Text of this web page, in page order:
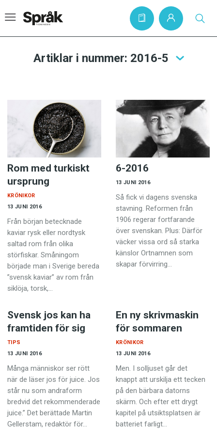
Krönikor
Språkfrågor
Skrivtips
Bokrecensioner
Kviss
Podden
Anmäl till språkpolisen
Föreslå nyord
Annonsera
Prenumerera
Läs Språktidningen digitalt
Press
Artiklar i nummer: 2016-5
Rom med turkiskt
ursprung
13 JUNI 2016
KRÖNIKOR
Från början betecknade
kaviar rysk eller nordtysk
saltad rom från olika
störfiskar. Småningom
började man i Sverige bereda
”svensk kaviar” av rom från
siklöja, torsk,…
6-2016
13 JUNI 2016
Så fick vi dagens svenska
stavning. Reformen från
1906 regerar fortfarande
över svenskan. Plus: Därför
väcker vissa ord så starka
känslor Ortnamnen som
skapar förvirring…
Svensk jos kan ha
framtiden för sig
13 JUNI 2016
TIPS
Många människor ser rött
när de läser jos för juice. Jos
står nu som andraform
bredvid det rekommenderade
juice.” Det berättade Martin
Gellerstam, redaktör för…
En ny skrivmaskin
för sommaren
13 JUNI 2016
KRÖNIKOR
Men. I solljuset går det
knappt att urskilja ett tecken
på den bärbara datorns
skärm. Och efter ett drygt
kapitel på utsiktsplatsen är
batteriet farligt…